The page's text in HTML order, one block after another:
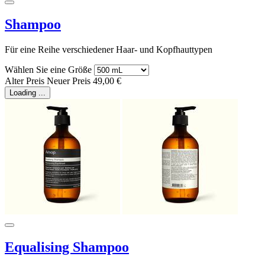
Shampoo
Für eine Reihe verschiedener Haar- und Kopfhauttypen
Wählen Sie eine Größe
Alter Preis Neuer Preis 49,00 €
Loading ...
Equalising Shampoo